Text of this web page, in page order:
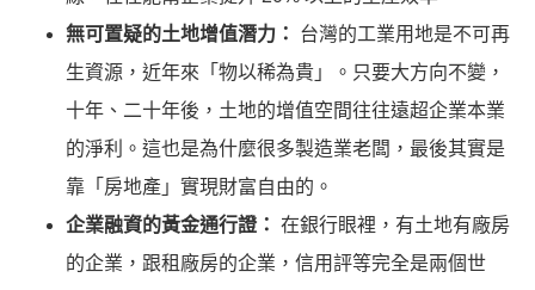
無可置疑的土地增值潛力：
台灣的工業用地是不可再
生資源，近年來「物以稀為貴」。只要大方向不變，
十年、二十年後，土地的增值空間往往遠超企業本業
的淨利。這也是為什麼很多製造業老闆，最後其實是
靠「房地產」實現財富自由的。
企業融資的黃金通行證： 在銀行眼裡，有土地有廠房
的企業，跟租廠房的企業，信用評等完全是兩個世